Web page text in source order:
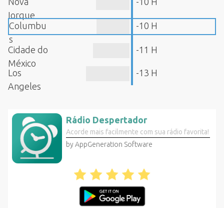
Iorque
Columbu
s
-10 H
Cidade do
México
-11 H
Los
Angeles
-13 H
Rádio Despertador
Acorde mais facilmente com sua rádio favorita!
by AppGeneration Software